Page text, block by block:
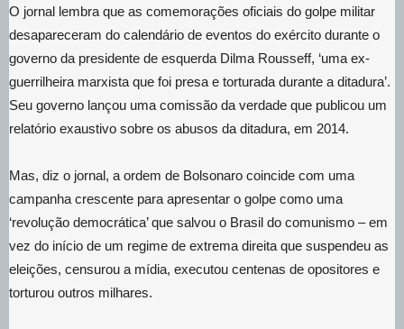
O jornal lembra que as comemorações oficiais do golpe militar
desapareceram do calendário de eventos do exército durante o
governo da presidente de esquerda Dilma Rousseff, ‘uma ex-
guerrilheira marxista que foi presa e torturada durante a ditadura’.
Seu governo lançou uma comissão da verdade que publicou um
relatório exaustivo sobre os abusos da ditadura, em 2014.
Mas, diz o jornal, a ordem de Bolsonaro coincide com uma
campanha crescente para apresentar o golpe como uma
‘revolução democrática’ que salvou o Brasil do comunismo – em
vez do início de um regime de extrema direita que suspendeu as
eleições, censurou a mídia, executou centenas de opositores e
torturou outros milhares.